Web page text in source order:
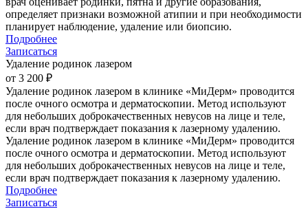
определяет признаки возможной атипии и при необходимости
планирует наблюдение, удаление или биопсию.
Подробнее
Записаться
Удаление родинок лазером
от 3 200 ₽
Удаление родинок лазером в клинике «МиДерм» проводится
после очного осмотра и дерматоскопии. Метод используют
для небольших доброкачественных невусов на лице и теле,
если врач подтверждает показания к лазерному удалению.
Удаление родинок лазером в клинике «МиДерм» проводится
после очного осмотра и дерматоскопии. Метод используют
для небольших доброкачественных невусов на лице и теле,
если врач подтверждает показания к лазерному удалению.
Подробнее
Записаться